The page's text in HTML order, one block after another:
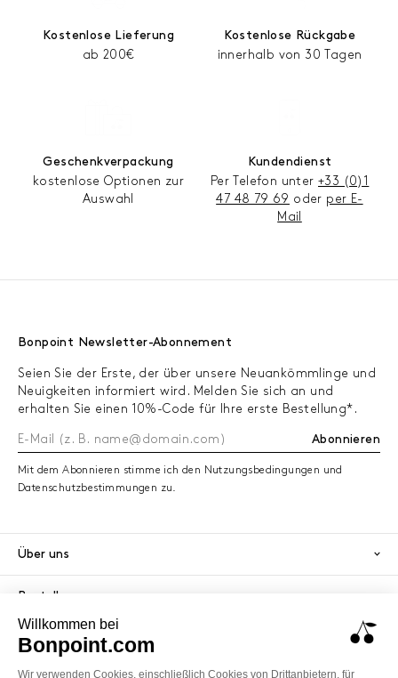
Kostenlose Lieferung
ab 200€
Kostenlose Rückgabe
innerhalb von 30 Tagen
Geschenkverpackung
kostenlose Optionen zur
Auswahl
Kundendienst
Per Telefon unter +33 (0)1
47 48 79 69 oder per E-
Mail
Bonpoint Newsletter-Abonnement
Seien Sie der Erste, der über unsere Neuankömmlinge und
Neuigkeiten informiert wird. Melden Sie sich an und
erhalten Sie einen 10%-Code für Ihre erste Bestellung*.
Abonnieren
Mit dem Abonnieren stimme ich den Nutzungsbedingungen und
Datenschutzbestimmungen zu.
Über uns
Bestellungen
Dienstleistungen